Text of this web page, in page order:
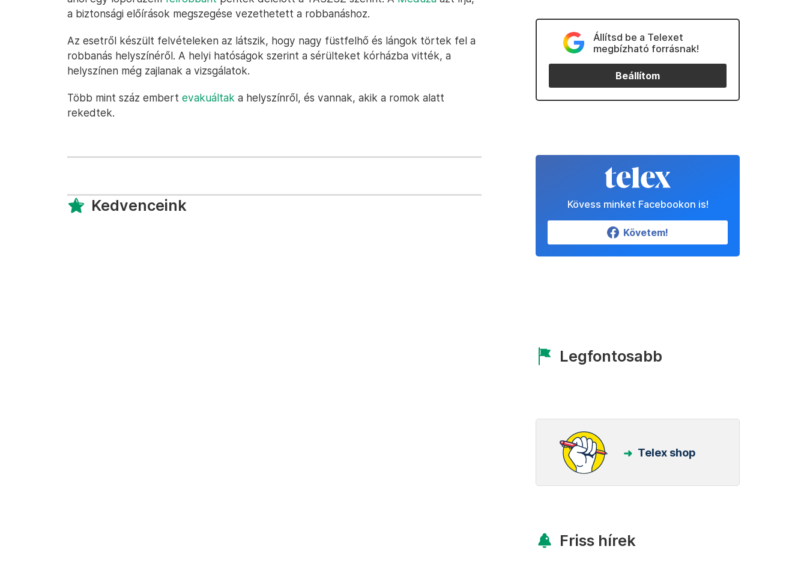
a biztonsági előírások megszegése vezethetett a robbanáshoz.
Az esetről készült felvételeken az látszik, hogy nagy füstfelhő és lángok törtek fel a
robbanás helyszínéről. A helyi hatóságok szerint a sérülteket kórházba vitték, a
helyszínen még zajlanak a vizsgálatok.
Több mint száz embert evakuáltak a helyszínről, és vannak, akik a romok alatt
rekedtek.
Kedvenceink
Állítsd be a Telexet
megbízható forrásnak!
Beállítom
Kövess minket Facebookon is!
Követem!
Legfontosabb
Telex shop
Friss hírek